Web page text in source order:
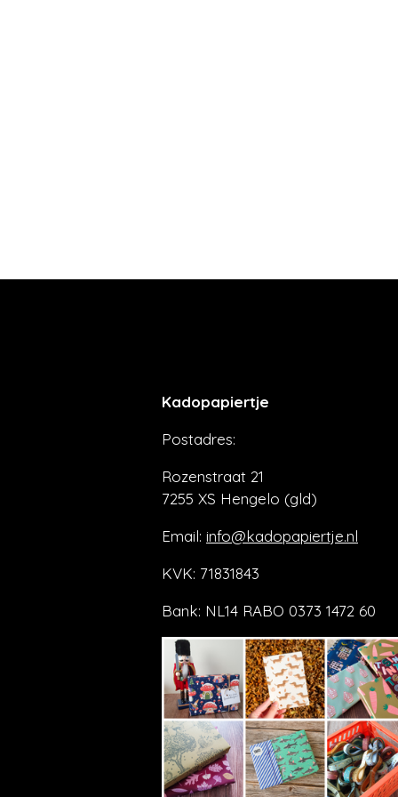
Kadopapiertje
Postadres:
Rozenstraat 21
7255 XS Hengelo (gld)
Email: info@kadopapiertje.nl
KVK: 71831843
Bank: NL14 RABO 0373 1472 60